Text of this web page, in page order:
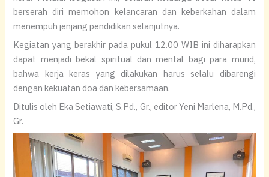
berserah diri memohon kelancaran dan keberkahan dalam
menempuh jenjang pendidikan selanjutnya.
Kegiatan yang berakhir pada pukul 12.00 WIB ini diharapkan
dapat menjadi bekal spiritual dan mental bagi para murid,
bahwa kerja keras yang dilakukan harus selalu dibarengi
dengan kekuatan doa dan kebersamaan.
Ditulis oleh Eka Setiawati, S.Pd., Gr., editor Yeni Marlena, M.Pd.,
Gr.